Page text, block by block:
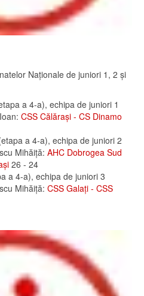
Naționale de juniori 1, 2 și
a 4-a), echipa de juniori 1
CSS Călărași - CS Dinamo
a 4-a), echipa de juniori 2
Mihăiță: AHC Dobrogea Sud
26 - 24
a 4-a), echipa de juniori 3
Mihăiță: CSS Galați - CSS